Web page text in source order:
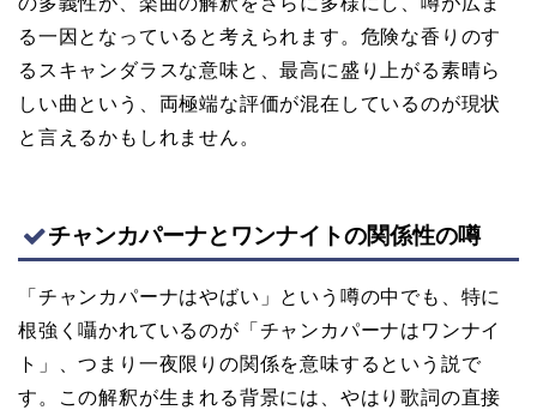
る一因となっていると考えられます。危険な香りのす
るスキャンダラスな意味と、最高に盛り上がる素晴ら
しい曲という、両極端な評価が混在しているのが現状
と言えるかもしれません。
チャンカパーナとワンナイトの関係性の噂
「チャンカパーナはやばい」という噂の中でも、特に
根強く囁かれているのが「チャンカパーナはワンナイ
ト」、つまり一夜限りの関係を意味するという説で
す。この解釈が生まれる背景には、やはり歌詞の直接